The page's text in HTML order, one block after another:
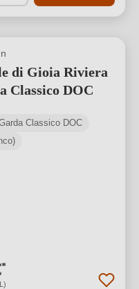
di Gioia Riviera
Classico DOC
Classico DOC
*